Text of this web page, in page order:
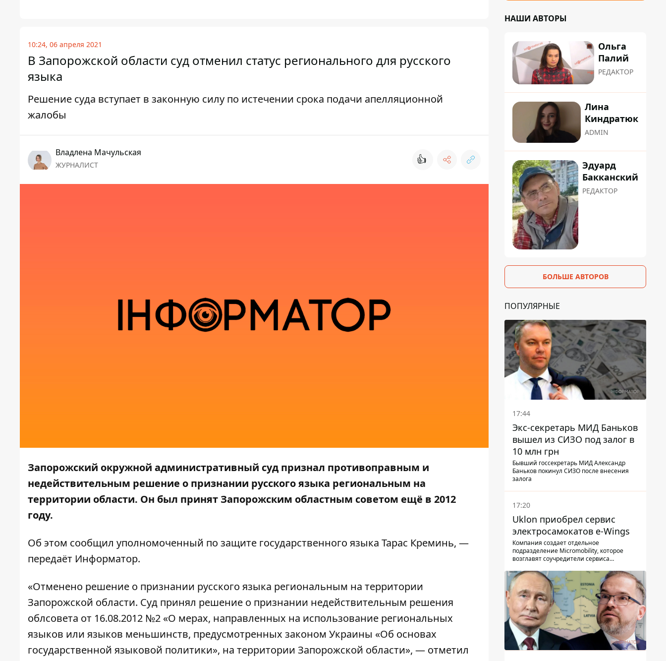
10:24, 06 апреля 2021
В Запорожской области суд отменил статус регионального для русского
языка
Решение суда вступает в законную силу по истечении срока подачи апелляционной
жалобы
Владлена Мачульская
ЖУРНАЛИСТ 👍
Запорожский окружной административный суд признал противоправным и
недействительным решение о признании русского языка региональным на
территории области. Он был принят Запорожским областным советом ещё в 2012
году.
Об этом сообщил уполномоченный по защите государственного языка Тарас Креминь, —
передаёт Информатор.
«Отменено решение о признании русского языка региональным на территории
Запорожской области. Суд принял решение о признании недействительным решения
облсовета от 16.08.2012 №2 «О мерах, направленных на использование региональных
языков или языков меньшинств, предусмотренных законом Украины «Об основах
государственной языковой политики», на территории Запорожской области», — отметил
НАШИ АВТОРЫ
Ольга
Палий
РЕДАКТОР
Лина
Киндратюк
ADMIN
Эдуард
Бакканский
РЕДАКТОР
БОЛЬШЕ АВТОРОВ
ПОПУЛЯРНЫЕ
17:44
Экс-секретарь МИД Баньков
вышел из СИЗО под залог в
10 млн грн
Бывший госсекретарь МИД Александр
Баньков покинул СИЗО после внесения
залога
17:20
Uklon приобрел сервис
электросамокатов e-Wings
Компания создает отдельное
подразделение Micromobility, которое
возглавят соучредители сервиса